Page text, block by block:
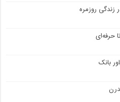
زندگی روزمره
حرفه‌ای
بانک